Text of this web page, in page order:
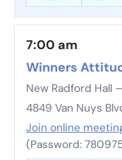
7:00 am
Winners
New Radford Hall
4849 Van Nuys
Join online
(Password: